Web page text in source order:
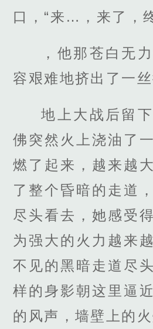
口，“来…，来了，
，他那苍白无
容艰难地挤出了一丝
地上大战后留
佛突然火上浇油了
燃了起来，越来越
了整个昏暗的走道
尽头看去，她感受
为强大的火力越来
不见的黑暗走道尽
样的身影朝这里逼
的风声，墙壁上的火